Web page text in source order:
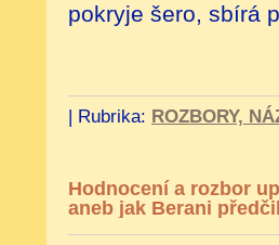
pokryje šero, sbírá
| Rubrika: ROZBORY,
Hodnocení a rozbor
aneb jak Berani